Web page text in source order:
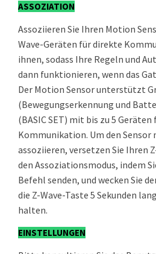
ASSOZIATION
Assoziieren Sie Ihren Motion
Wave-Geräten für direkte
ihnen, sodass Ihre Regeln und
dann funktionieren, wenn das
Der Motion Sensor unterstützt
(Bewegungserkennung und
(BASIC SET) mit bis zu 5 Geräten
Kommunikation. Um den Sensor
assoziieren, versetzen Sie Ihren
den Assoziationsmodus, indem
Befehl senden, und wecken Sie
die Z-Wave-Taste 5 Sekunden
halten.
EINSTELLUNGEN